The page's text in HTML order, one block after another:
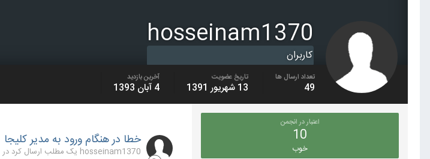
hosseinam1370
کاربران
تعداد ارسال ها
49
تاریخ عضویت
13 شهریور 1391
آخرین بازدید
4 آبان 1393
اعتبار در انجمن
10
خوب خطا در هنگام ورود به مدیر کلیجا
hosseinam1370 یک مطلب ارسال کرد در